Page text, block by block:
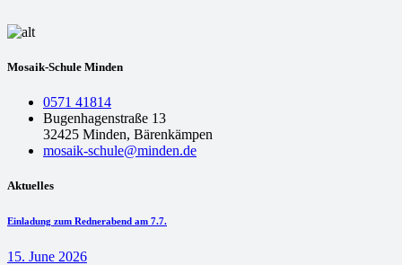
Mosaik-Schule Minden
0571 41814
Bugenhagenstraße 13
32425 Minden, Bärenkämpen
mosaik-schule@minden.de
Aktuelles
Einladung zum Rednerabend am 7.7.
15. June 2026